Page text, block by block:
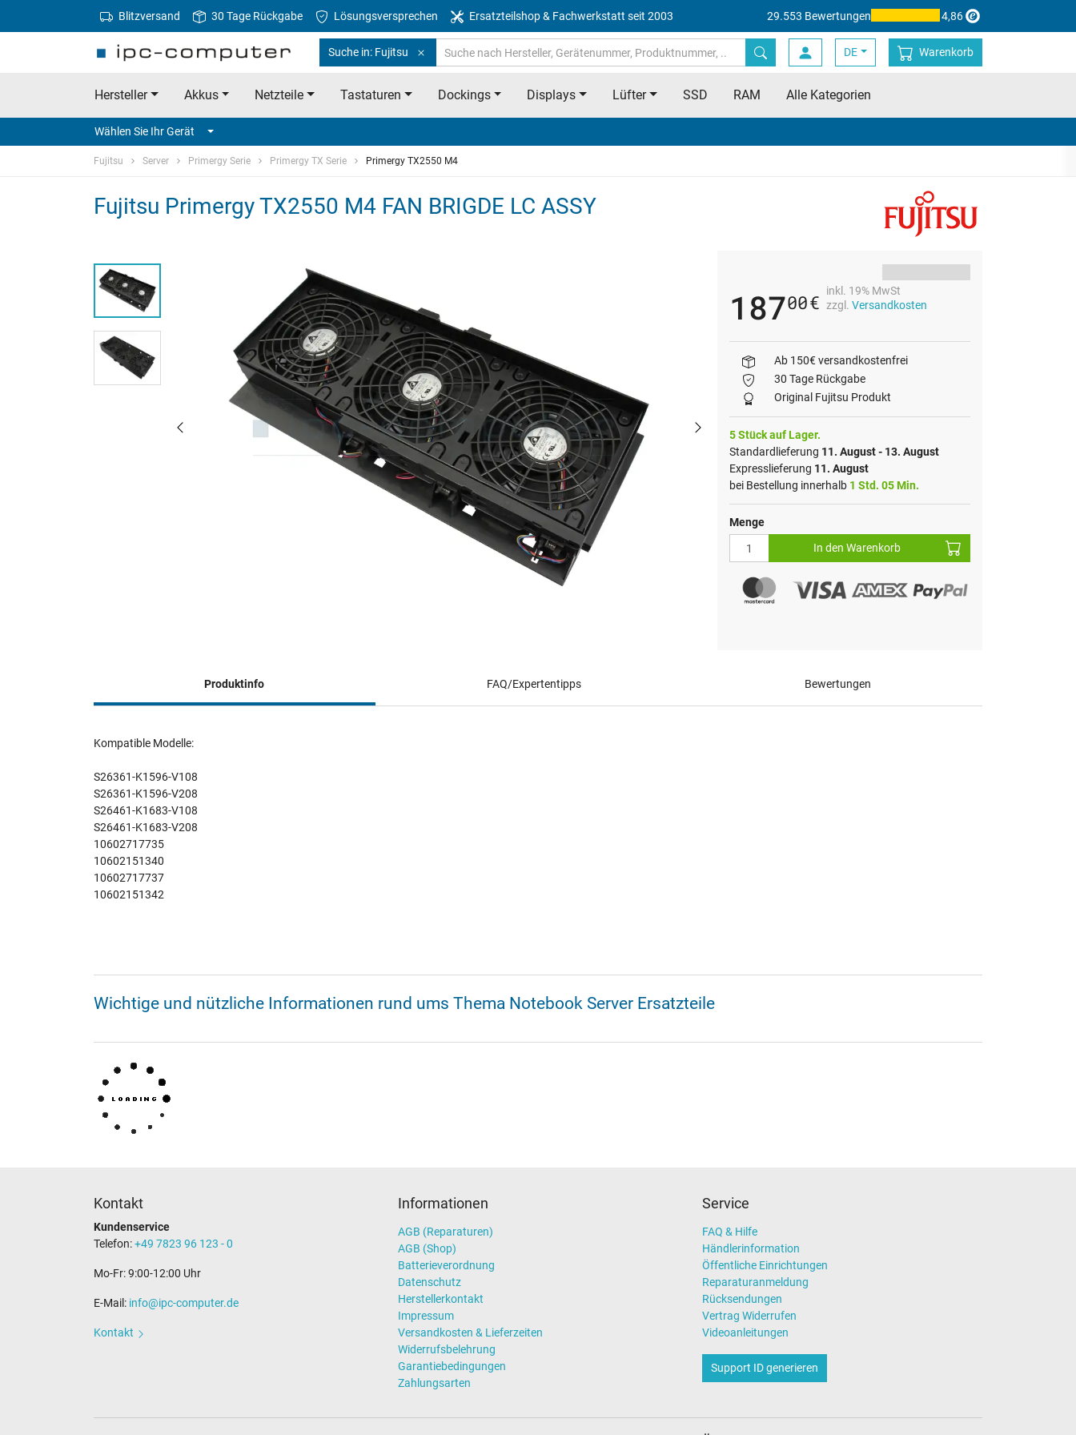
Blitzversand 30 Tage Rückgabe Lösungsversprechen Ersatzteilshop & Fachwerkstatt seit 2003 29.553 Bewertungen 4,86
Suche in: Fujitsu DE Warenkorb
Hersteller Akkus Netzteile Tastaturen Dockings Displays Lüfter SSD RAM Alle Kategorien
Wählen Sie Ihr Gerät
Fujitsu Server Primergy Serie Primergy TX Serie Primergy TX2550 M4
Fujitsu Primergy TX2550 M4 FAN BRIGDE LC ASSY
18700€
inkl. 19% MwSt
zzgl. Versandkosten
Ab 150€ versandkostenfrei
30 Tage Rückgabe
Original Fujitsu Produkt
5 Stück auf Lager.
Standardlieferung 11. August - 13. August
Expresslieferung 11. August
bei Bestellung innerhalb 1 Std. 05 Min.
Menge
In den Warenkorb
Produktinfo FAQ/Expertentipps Bewertungen
Kompatible Modelle:
S26361-K1596-V108
S26361-K1596-V208
S26461-K1683-V108
S26461-K1683-V208
10602717735
10602151340
10602717737
10602151342
Wichtige und nützliche Informationen rund ums Thema Notebook Server Ersatzteile
Kontakt
Kundenservice
Telefon:+49 7823 96 123 - 0
Mo-Fr: 9:00-12:00 Uhr
E-Mail: info@ipc-computer.de
Kontakt
Informationen
AGB (Reparaturen)
AGB (Shop)
Batterieverordnung
Datenschutz
Herstellerkontakt
Impressum
Versandkosten & Lieferzeiten
Widerrufsbelehrung
Garantiebedingungen
Zahlungsarten
Service
FAQ & Hilfe
Händlerinformation
Öffentliche Einrichtungen
Reparaturanmeldung
Rücksendungen
Vertrag Widerrufen
Videoanleitungen
Support ID generieren